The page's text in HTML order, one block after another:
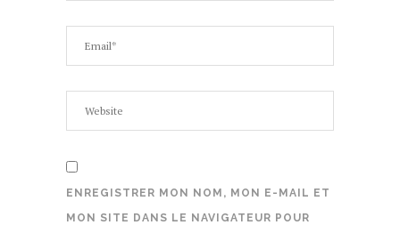
ENREGISTRER MON NOM, MON E-MAIL ET
MON SITE DANS LE NAVIGATEUR POUR